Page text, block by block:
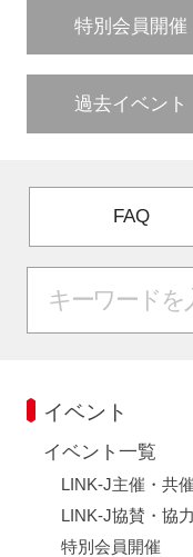
特別会員開催
過去イベント
FAQ
イベント
イベント一覧
LINK-J主催・共催
LINK-J協賛・協力
特別会員開催